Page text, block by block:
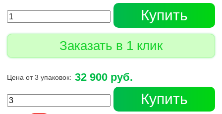
Купить
Заказать в 1 клик
Цена от 3 упаковок: 32 900 руб.
Купить